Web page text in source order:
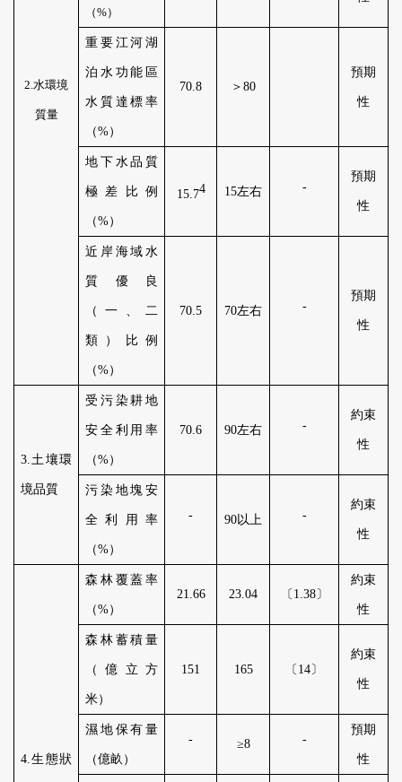
2 水環境
質量
（%）
重要江河湖
泊水功能區
水質達標率
（%）
70 8 ＞ 80
預期
性
地下水品質
極差比例
（%）
15. 74 15左右 -
預期
性
近岸海域水
質優良
（一、二
類）比例
（%）
70 5 70左右 -
預期
性
3 土壤環
境品質
受污染耕地
安全利用率
（%）
70 6 90左右 -
約束
性
污染地塊安
全利用率
（%）
- 90以上 -
約束
性
4 生態狀
森林覆蓋率
（%）
21 66 23 04 〔 1 38〕
約束
性
森林蓄積量
（億立方
米）
151 165 〔 14 〕
約束
性
濕地保有量
（億畝）
- ≥8 -
預期
性